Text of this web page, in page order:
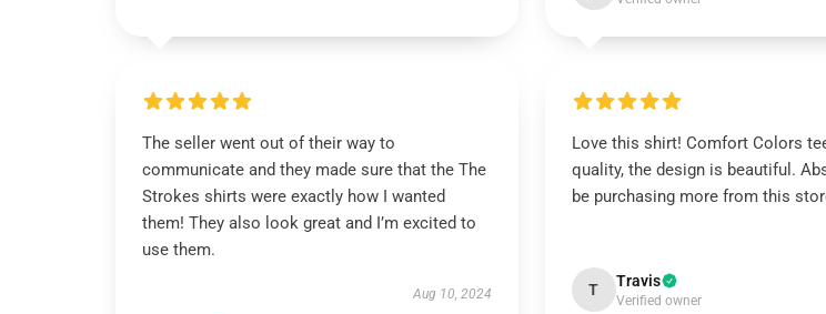
The seller went out of their way to
communicate and they made sure that the The
Strokes shirts were exactly how I wanted
them! They also look great and I’m excited to
use them.
Aug 10, 2024
Love this shirt! Comfort Colors
quality, the design is beautiful.
be purchasing more from this
T Travis
Verified owner